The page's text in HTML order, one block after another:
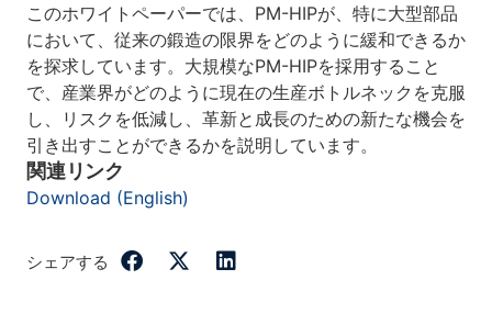
このホワイトペーパーでは、PM-HIPが、特に大型部品
において、従来の鍛造の限界をどのように緩和できるか
を探求しています。大規模なPM-HIPを採用すること
で、産業界がどのように現在の生産ボトルネックを克服
し、リスクを低減し、革新と成長のための新たな機会を
引き出すことができるかを説明しています。
関連リンク
Download (English)
シェアする